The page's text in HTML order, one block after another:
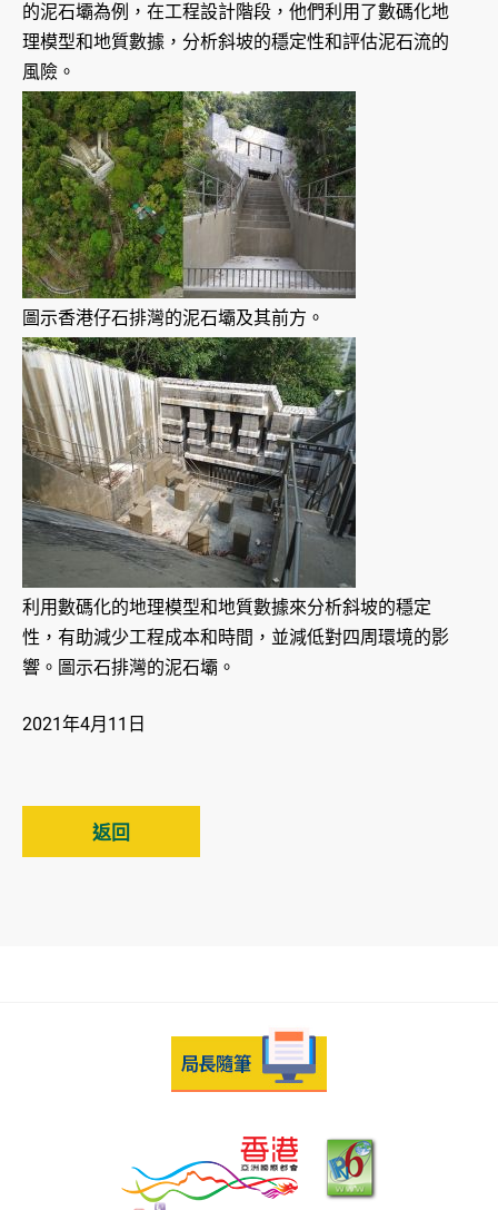
的泥石壩為例，在工程設計階段，他們利用了數碼化地
理模型和地質數據，分析斜坡的穩定性和評估泥石流的
風險。
圖示香港仔石排灣的泥石壩及其前方。
利用數碼化的地理模型和地質數據來分析斜坡的穩定
性，有助減少工程成本和時間，並減低對四周環境的影
響。圖示石排灣的泥石壩。
2021年4月11日
返回